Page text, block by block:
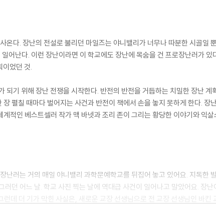
다. 장난의 전설로 불리던 마일즈는 야니밸리가 너무나 따분한 시골일
어난다. 이런 장난이라면 이 학교에도 장난에 목숨을 건 프로장난러가 있
이었던 것.
기 위해 장난 전쟁을 시작한다. 반전의 반전을 거듭하는 치밀한 장난 계
펼칠 때마다 벌어지는 사건과 반전이 책에서 손을 놓지 못하게 한다. 장
적인 베스트셀러 작가 맥 바넷과 조리 존이 그리는 황당한 이야기와 익살
러는 거의 매일 야니밸리 과학문예학교를 뒤집어 놓고 있어요. 지독한
던 어느 날. 학교 사진 찍는 날에 역대급 사건이 일어나고 말았어요. 장난
데 더 기가 막힌 사실은, 새로운 교장 선생님으로 전 교장 선생님인 바킨